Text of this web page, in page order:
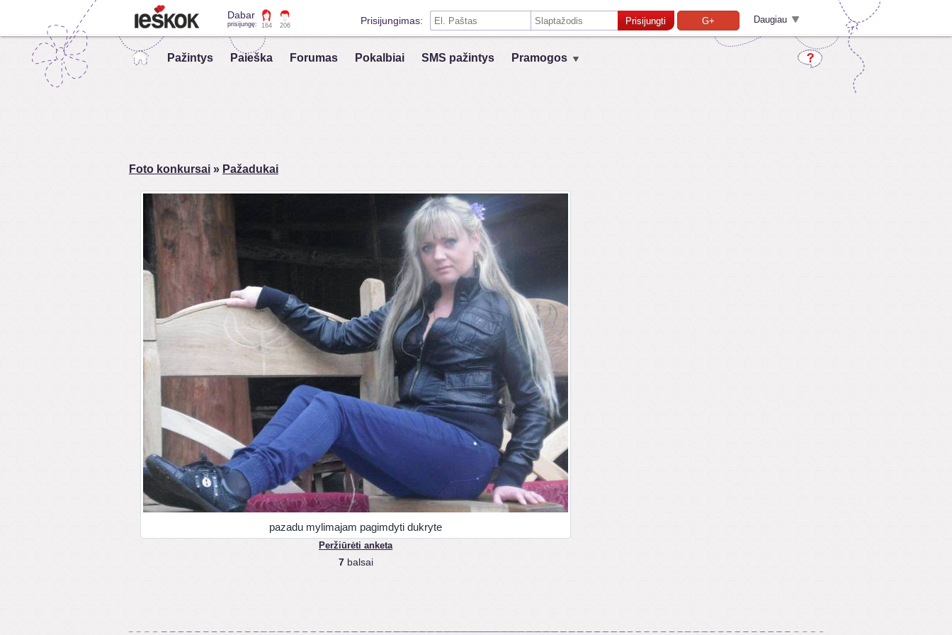
Dabar
prisijungę: 164 206 Prisijungimas: Prisijungti G+
Prisiminti mane šiame kompiuteryje
Daugiau
Pažintys Paieška Forumas Pokalbiai SMS pažintys Pramogos
Foto konkursai » Pažadukai
pazadu mylimajam pagimdyti dukryte
Peržiūrėti anketa
7balsai